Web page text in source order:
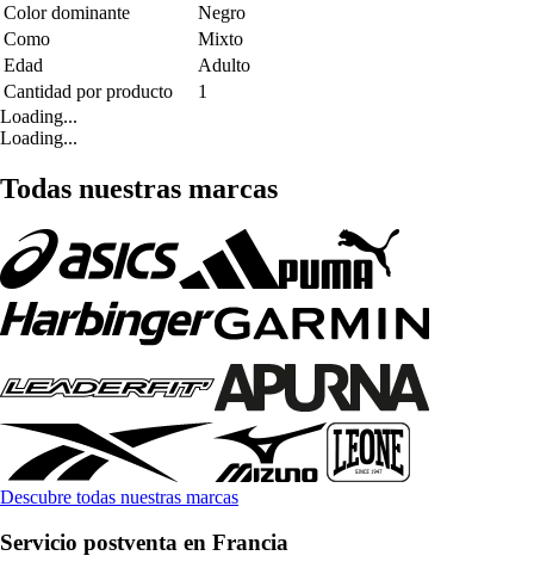
Color dominante
Negro
Como
Mixto
Edad
Adulto
Cantidad por producto
1
Loading...
Loading...
Todas nuestras marcas
Descubre todas nuestras marcas
Servicio postventa en Francia